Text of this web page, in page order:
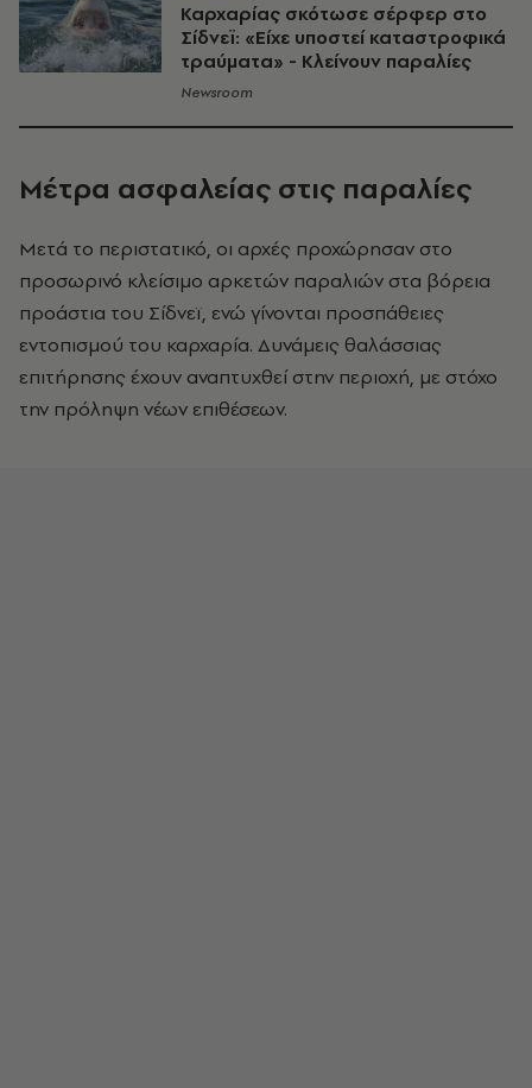
Καρχαρίας σκότωσε σέρφερ στο
Σίδνεϊ: «Είχε υποστεί καταστροφικά
τραύματα» - Κλείνουν παραλίες
Newsroom
Μέτρα ασφαλείας στις παραλίες
Μετά το περιστατικό, οι αρχές προχώρησαν στο
προσωρινό κλείσιμο αρκετών παραλιών στα βόρεια
προάστια του Σίδνεϊ, ενώ γίνονται προσπάθειες
εντοπισμού του καρχαρία. Δυνάμεις θαλάσσιας
επιτήρησης έχουν αναπτυχθεί στην περιοχή, με στόχο
την πρόληψη νέων επιθέσεων.